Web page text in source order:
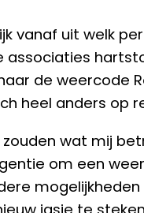
vanaf uit welk
associaties
de weercode
heel anders op
zouden wat mij
om een
jasje te